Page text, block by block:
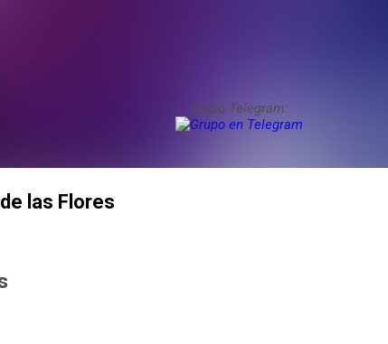
Grupo Telegram:
las Flores